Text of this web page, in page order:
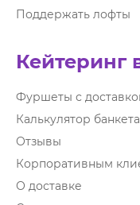
Поддержать лофты
Кейтеринг
Фуршеты с
Калькулятор банкета
Отзывы
Корпоративным
О доставке